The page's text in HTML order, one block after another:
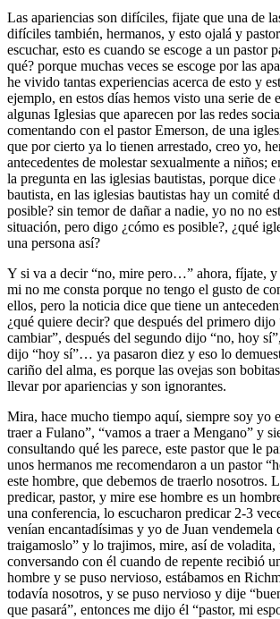
Las apariencias son difíciles, fijate que una de
difíciles también, hermanos, y esto ojalá y
escuchar, esto es cuando se escoge a un pastor
qué? porque muchas veces se escoge por las
he vivido tantas experiencias acerca de esto y
ejemplo, en estos días hemos visto una serie de
algunas Iglesias que aparecen por las redes
comentando con el pastor Emerson, de una
que por cierto ya lo tienen arrestado, creo yo,
antecedentes de molestar sexualmente a niños;
la pregunta en las iglesias bautistas, porque dice
bautista, en las iglesias bautistas hay un comité
posible? sin temor de dañar a nadie, yo no no
situación, pero digo ¿cómo es posible?, ¿qué
una persona así?
Y si va a decir “no, mire pero…” ahora, fíjate, y
mi no me consta porque no tengo el gusto de
ellos, pero la noticia dice que tiene un
¿qué quiere decir? que después del primero
cambiar”, después del segundo dijo “no, hoy
dijo “hoy sí”… ya pasaron diez y eso lo
cariño del alma, es porque las ovejas son
llevar por apariencias y son ignorantes.
Mira, hace mucho tiempo aquí, siempre soy yo
traer a Fulano”, “vamos a traer a Mengano” y
consultando qué les parece, este pastor que le
unos hermanos me recomendaron a un pastor
este hombre, que debemos de traerlo nosotros.
predicar, pastor, y mire ese hombre es un
una conferencia, lo escucharon predicar 2-3
venían encantadísimas y yo de Juan vendemela
traigamoslo” y lo trajimos, mire, así de voladita,
conversando con él cuando de repente recibió
hombre y se puso nervioso, estábamos en
todavía nosotros, y se puso nervioso y dije
que pasará”, entonces me dijo él “pastor, mi